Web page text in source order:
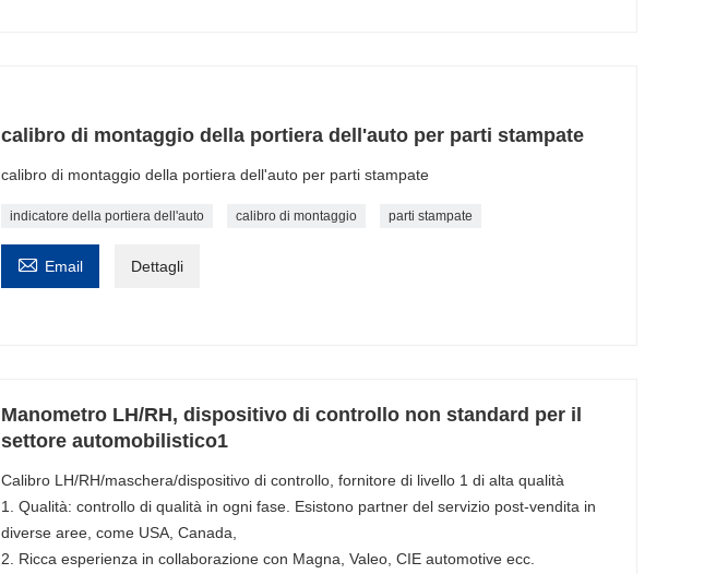
calibro di montaggio della portiera dell'auto per parti stampate
calibro di montaggio della portiera dell'auto per parti stampate
indicatore della portiera dell'auto calibro di montaggio parti stampate
 Email Dettagli
Manometro LH/RH, dispositivo di controllo non standard per il
settore automobilistico1
Calibro LH/RH/maschera/dispositivo di controllo, fornitore di livello 1 di alta qualità
1. Qualità: controllo di qualità in ogni fase. Esistono partner del servizio post-vendita in
diverse aree, come USA, Canada,
2. Ricca esperienza in collaborazione con Magna, Valeo, CIE automotive ecc.